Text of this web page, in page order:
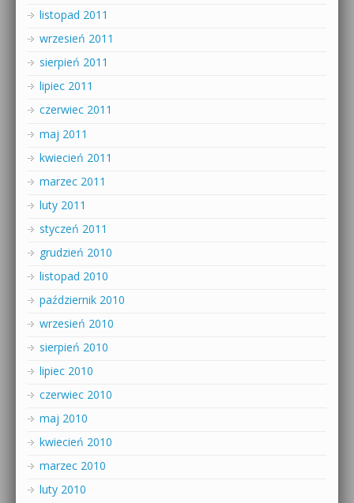
listopad 2011
wrzesień 2011
sierpień 2011
lipiec 2011
czerwiec 2011
maj 2011
kwiecień 2011
marzec 2011
luty 2011
styczeń 2011
grudzień 2010
listopad 2010
październik 2010
wrzesień 2010
sierpień 2010
lipiec 2010
czerwiec 2010
maj 2010
kwiecień 2010
marzec 2010
luty 2010